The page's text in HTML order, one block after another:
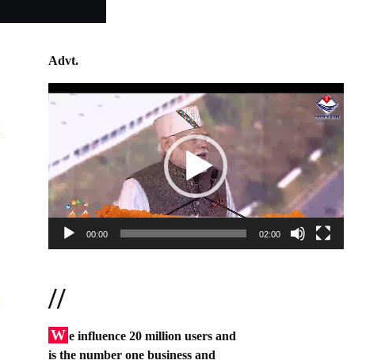
Advt.
Video
00:00 02:00
//
W e influence 20 million users and
is the number one business and